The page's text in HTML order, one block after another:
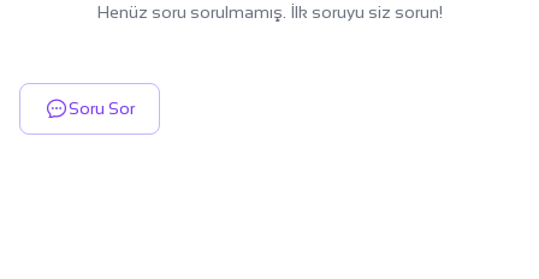
Henüz soru sorulmamış. İlk soruyu siz sorun!
Soru Sor